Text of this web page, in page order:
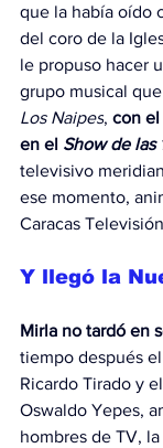
que la había oído
del coro de la
le propuso hacer
grupo musical
Los Naipes, con el
en el Show de las
televisivo
ese momento,
Caracas
Y llegó la
Mirla no tardó en
tiempo después
Ricardo Tirado y
Oswaldo Yepes,
hombres de TV,